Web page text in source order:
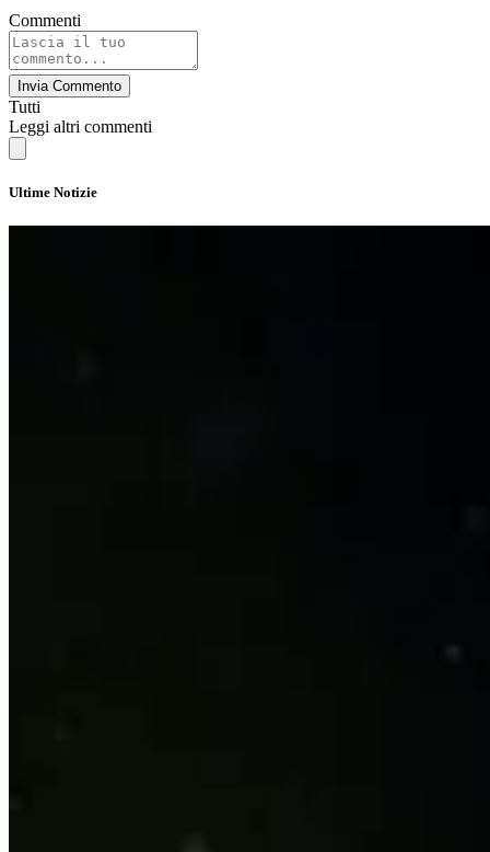
Commenti
Invia Commento
Tutti
Leggi altri commenti
Ultime Notizie